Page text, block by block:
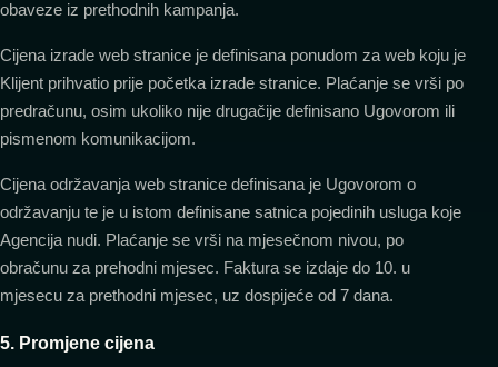
obaveze iz prethodnih kampanja.
Cijena izrade web stranice je definisana ponudom za web koju je
Klijent prihvatio prije početka izrade stranice. Plaćanje se vrši po
predračunu, osim ukoliko nije drugačije definisano Ugovorom ili
pismenom komunikacijom.
Cijena održavanja web stranice definisana je Ugovorom o
održavanju te je u istom definisane satnica pojedinih usluga koje
Agencija nudi. Plaćanje se vrši na mjesečnom nivou, po
obračunu za prehodni mjesec. Faktura se izdaje do 10. u
mjesecu za prethodni mjesec, uz dospijeće od 7 dana.
5. Promjene cijena